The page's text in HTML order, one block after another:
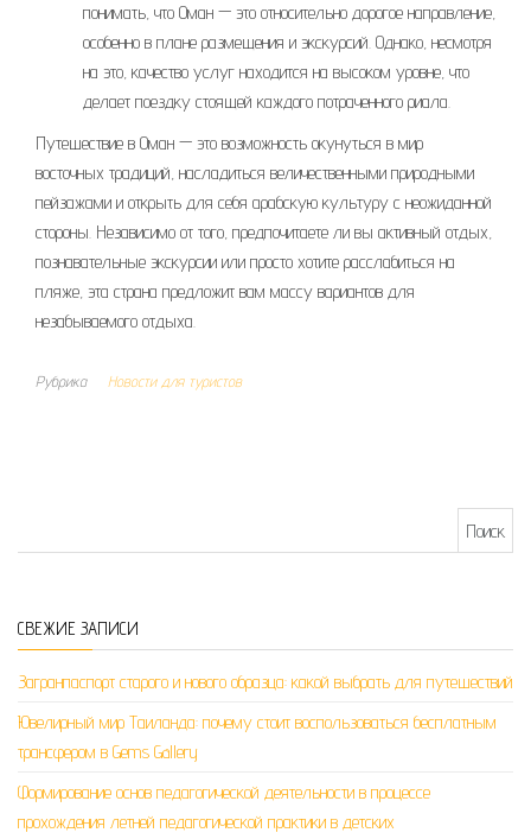
понимать, что Оман — это относительно дорогое направление,
особенно в плане размещения и экскурсий. Однако, несмотря
на это, качество услуг находится на высоком уровне, что
делает поездку стоящей каждого потраченного риала.
Путешествие в Оман — это возможность окунуться в мир
восточных традиций, насладиться величественными природными
пейзажами и открыть для себя арабскую культуру с неожиданной
стороны. Независимо от того, предпочитаете ли вы активный отдых,
познавательные экскурсии или просто хотите расслабиться на
пляже, эта страна предложит вам массу вариантов для
незабываемого отдыха.
Рубрика Новости для туристов
СВЕЖИЕ ЗАПИСИ
Загранпаспорт старого и нового образца: какой выбрать для путешествий
Ювелирный мир Таиланда: почему стоит воспользоваться бесплатным
трансфером в Gems Gallery
Формирование основ педагогической деятельности в процессе
прохождения летней педагогической практики в детских